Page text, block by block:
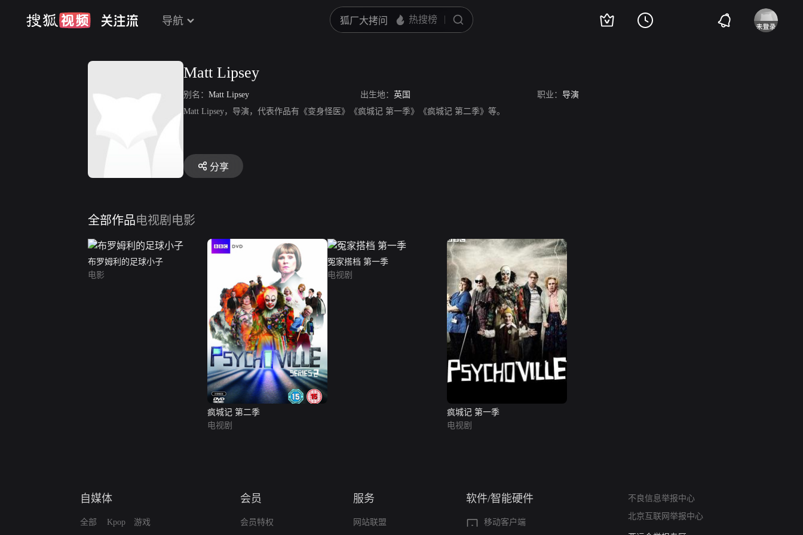
导航
Matt Lipsey
别名： Matt Lipsey 出生地： 英国 职业： 导演
Matt Lipsey，导演，代表作品有《变身怪医》《疯城记 第一季》《疯城记 第二季》等。
分享
全部作品电视剧 电影
布罗姆利的足球小子
电影
疯城记 第二季
电视剧
冤家搭档 第一季
电视剧
疯城记 第一季
电视剧
自媒体
全部 Kpop 游戏
会员
会员特权
服务
网站联盟
软件/智能硬件
移动客户端
不良信息举报中心
北京互联网举报中心
算法推荐专项举报